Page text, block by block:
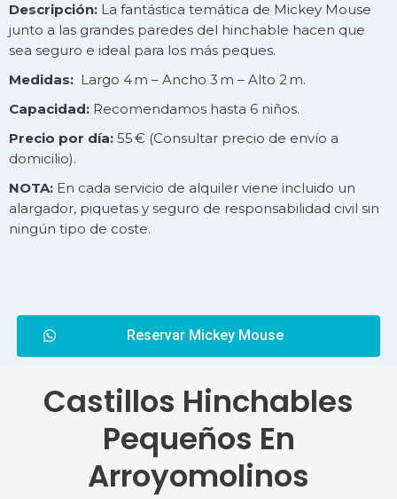
Descripción: La fantástica temática de Mickey Mouse
junto a las grandes paredes del hinchable hacen que
sea seguro e ideal para los más peques.
Medidas: Largo 4 m – Ancho 3 m – Alto 2 m.
Capacidad: Recomendamos hasta 6 niños.
Precio por día: 55 € (Consultar precio de envío a
domicilio).
NOTA: En cada servicio de alquiler viene incluido un
alargador, piquetas y seguro de responsabilidad civil sin
ningún tipo de coste.
Reservar Mickey Mouse
Castillos Hinchables
Pequeños En
Arroyomolinos